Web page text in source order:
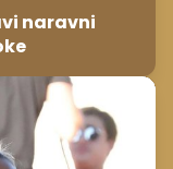
naravni